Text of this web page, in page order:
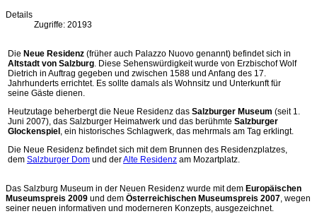
Details
Zugriffe: 20193
Die Neue Residenz (früher auch Palazzo Nuovo genannt) befindet sich in
Altstadt von Salzburg. Diese Sehenswürdigkeit wurde von Erzbischof Wolf
Dietrich in Auftrag gegeben und zwischen 1588 und Anfang des 17.
Jahrhunderts errichtet. Es sollte damals als Wohnsitz und Unterkunft für
seine Gäste dienen.
Heutzutage beherbergt die Neue Residenz das Salzburger Museum (seit 1.
Juni 2007), das Salzburger Heimatwerk und das berühmte Salzburger
Glockenspiel , ein historisches Schlagwerk, das mehrmals am Tag erklingt.
Die Neue Residenz befindet sich mit dem Brunnen des Residenzplatzes,
dem Salzburger Dom und derAlte Residenz am Mozartplatz.
Das Salzburg Museum in der Neuen Residenz wurde mit dem Europäischen
Museumspreis 2009 und dem Österreichischen Museumspreis 2007, wegen
seiner neuen informativen und moderneren Konzepts, ausgezeichnet.